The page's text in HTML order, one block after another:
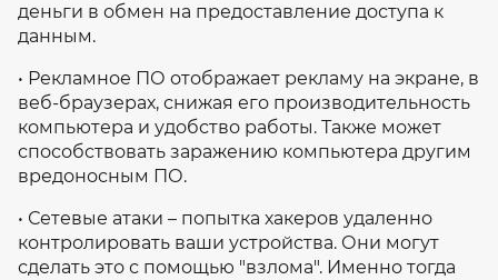
деньги в обмен на предоставление доступа к
данным.
• Рекламное ПО отображает рекламу на экране, в
веб-браузерах, снижая его производительность
компьютера и удобство работы. Также может
способствовать заражению компьютера другим
вредоносным ПО.
• Сетевые атаки – попытка хакеров удаленно
контролировать ваши устройства. Они могут
сделать это с помощью "взлома". Именно тогда